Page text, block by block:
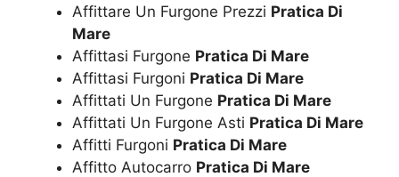
Affittare Un Furgone Prezzi Pratica Di
Mare
Affittasi Furgone Pratica Di Mare
Affittasi Furgoni Pratica Di Mare
Affittati Un Furgone Pratica Di Mare
Affittati Un Furgone Asti Pratica Di Mare
Affitti Furgoni Pratica Di Mare
Affitto Autocarro Pratica Di Mare